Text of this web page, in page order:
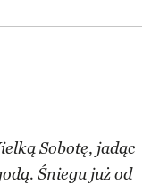
Sobotę, jadąc
Śniegu już od